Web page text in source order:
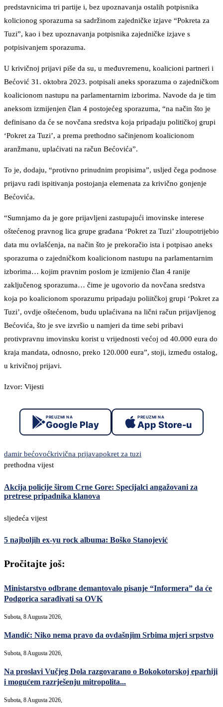
predstavnicima tri partije i, bez upoznavanja ostalih potpisnika
kolicionog sporazuma sa sadržinom zajedničke izjave “Pokreta za
Tuzi”, kao i bez upoznavanja potpisnika zajedničke izjave s
potpisivanjem sporazuma.
U krivičnoj prijavi piše da su, u međuvremenu, koalicioni partneri i
Bećović 31. oktobra 2023. potpisali aneks sporazuma o zajedničkom
koalicionom nastupu na parlamentarnim izborima. Navode da je tim
aneksom izmijenjen član 4 postojećeg sporazuma, “na način što je
definisano da će se novčana sredstva koja pripadaju političkoj grupi
‘Pokret za Tuzi’, a prema prethodno sačinjenom koalicionom
aranžmanu, uplaćivati na račun Bećovića”.
To je, dodaju, “protivno prinudnim propisima”, usljed čega podnose
prijavu radi ispitivanja postojanja elemenata za krivično gonjenje
Bećovića.
“Sumnjamo da je gore prijavljeni zastupajući imovinske interese
oštećenog pravnog lica grupe građana ‘Pokret za Tuzi’ zloupotrijebio
data mu ovlašćenja, na način što je prekoračio ista i potpisao aneks
sporazuma o zajedničkom koalicionom nastupu na parlamentarnim
izborima… kojim pravnim poslom je izmijenio član 4 ranije
zaključenog sporazuma… čime je ugovorio da novčana sredstva
koja po koalicionom sporazumu pripadaju poliitčkoj grupi ‘Pokret za
Tuzi’, ovdje oštećenom, budu uplaćivana na lični račun prijavljenog
Bećovića, što je sve izvršio u namjeri da time sebi pribavi
protivpravnu imovinsku korist u vrijednosti većoj od 40.000 eura do
kraja mandata, odnosno, preko 120.000 eura”, stoji, između ostalog,
u krivičnoj prijavi.
Izvor: Vijesti
PREUZMI NA
Google Play
PREUZMI NA
App Store-u
damir bećovoćkrivična prijavapokret za tuzi
prethodna vijest
Akcija policije širom Crne Gore: Specijalci angažovani za
pretrese pripadnika klanova
sljedeća vijest
5 najboljih ex-yu rock albuma: Boško Stanojević
Pročitajte još:
Ministarstvo odbrane demantovalo pisanje “Informera” da će
Podgorica sarađivati sa OVK
Subota, 8 Augusta 2026,
Mandić: Niko nema pravo da ovdašnjim Srbima mjeri srpstvo
Subota, 8 Augusta 2026,
Na proslavi Vučjeg Dola razgovarano o Bokokotorskoj eparhiji
i mogućem razrješenju mitropolita...
Subota, 8 Augusta 2026,